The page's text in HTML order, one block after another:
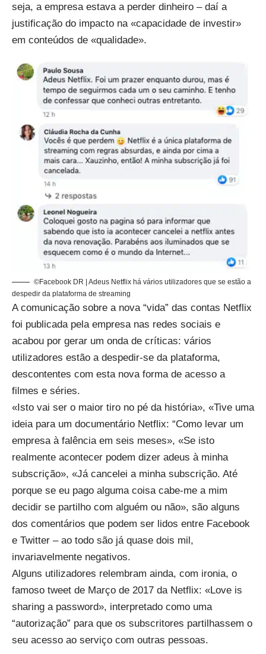
seja, a empresa estava a perder dinheiro – daí a
justificação do impacto na «capacidade de investir»
em conteúdos de «qualidade».
©Facebook DR | Adeus Netflix há vários utilizadores que se estão a
despedir da plataforma de streaming
A comunicação sobre a nova “vida” das contas Netflix
foi publicada pela empresa nas redes sociais e
acabou por gerar um onda de críticas: vários
utilizadores estão a despedir-se da plataforma,
descontentes com esta nova forma de acesso a
filmes e séries.
«Isto vai ser o maior tiro no pé da história», «Tive uma
ideia para um documentário Netflix: “Como levar um
empresa à falência em seis meses», «Se isto
realmente acontecer podem dizer adeus à minha
subscrição», «Já cancelei a minha subscrição. Até
porque se eu pago alguma coisa cabe-me a mim
decidir se partilho com alguém ou não», são alguns
dos comentários que podem ser lidos entre Facebook
e Twitter – ao todo são já quase dois mil,
invariavelmente negativos.
Alguns utilizadores relembram ainda, com ironia, o
famoso tweet de Março de 2017 da Netflix: «Love is
sharing a password», interpretado como uma
“autorização” para que os subscritores partilhassem o
seu acesso ao serviço com outras pessoas.